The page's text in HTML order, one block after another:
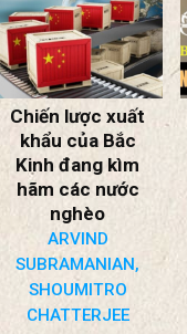
SBTN NHẬN
ĐỊNH THỜI
CUỘC ngày
1/8/2026
* Chiến Tranh
Trung Đông Lan